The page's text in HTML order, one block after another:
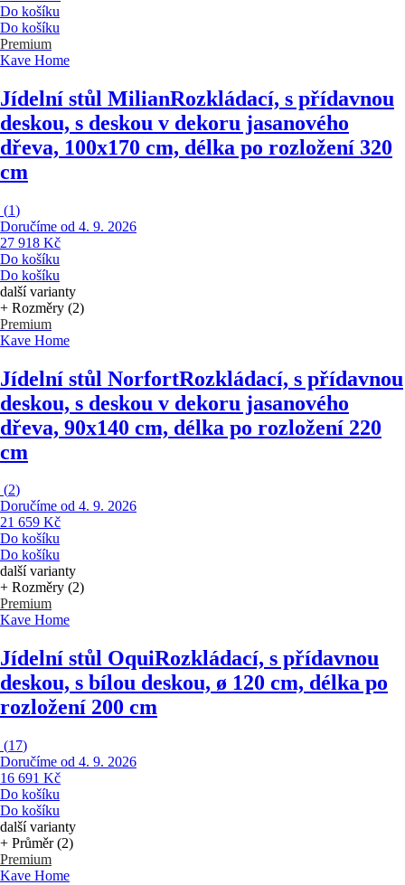
Do košíku
Do košíku
Premium
Kave Home
Jídelní stůl MilianRozkládací, s přídavnou
deskou, s deskou v dekoru jasanového
dřeva, 100x170 cm, délka po rozložení 320
cm
(1)
Doručíme od 4. 9. 2026
27 918 Kč
Do košíku
Do košíku
další varianty
+ Rozměry (2)
Premium
Kave Home
Jídelní stůl NorfortRozkládací, s přídavnou
deskou, s deskou v dekoru jasanového
dřeva, 90x140 cm, délka po rozložení 220
cm
(2)
Doručíme od 4. 9. 2026
21 659 Kč
Do košíku
Do košíku
další varianty
+ Rozměry (2)
Premium
Kave Home
Jídelní stůl OquiRozkládací, s přídavnou
deskou, s bílou deskou, ø 120 cm, délka po
rozložení 200 cm
(17)
Doručíme od 4. 9. 2026
16 691 Kč
Do košíku
Do košíku
další varianty
+ Průměr (2)
Premium
Kave Home